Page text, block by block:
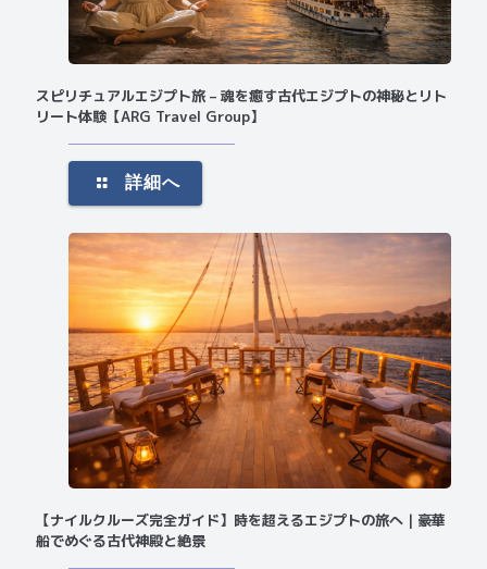
スピリチュアルエジプト旅 – 魂を癒す古代エジプトの神秘とリト
リート体験【ARG Travel Group】
詳細へ
【ナイルクルーズ完全ガイド】時を超えるエジプトの旅へ｜豪華
船でめぐる古代神殿と絶景